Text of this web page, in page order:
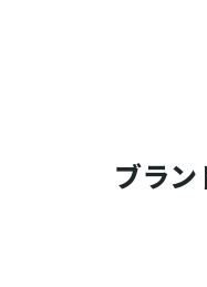
ブラン